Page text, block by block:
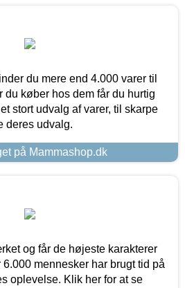
du mere end 4.000 varer til
du køber hos dem får du hurtig
stort udvalg af varer, til skarpe
deres udvalg.
på Mammashop.dk
og får de højeste karakterer
mennesker har brugt tid på
oplevelse. Klik her for at se